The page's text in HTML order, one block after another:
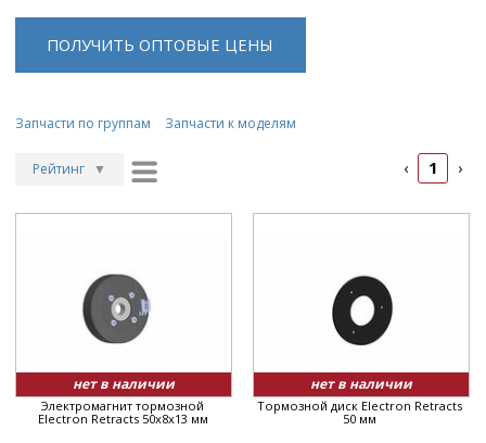
ПОЛУЧИТЬ ОПТОВЫЕ ЦЕНЫ
Запчасти по группам Запчасти к моделям
Рейтинг ▼
▲
▼
‹ 1 ›
нет в наличии
Электромагнит тормозной
Electron Retracts 50x8x13 мм
нет в наличии
Тормозной диск Electron Retracts
50 мм